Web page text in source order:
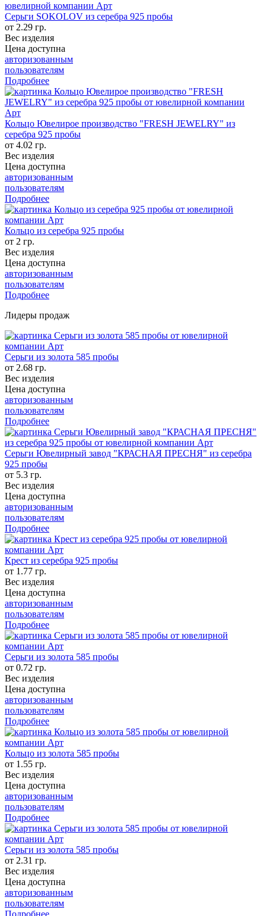
Серьги SOKOLOV из серебра 925 пробы
от 2.29 гр.
Вес изделия
Цена доступна
авторизованным
пользователям
Подробнее
Кольцо Ювелирое производство "FRESH JEWELRY" из
серебра 925 пробы
от 4.02 гр.
Вес изделия
Цена доступна
авторизованным
пользователям
Подробнее
Кольцо из серебра 925 пробы
от 2 гр.
Вес изделия
Цена доступна
авторизованным
пользователям
Подробнее
Лидеры продаж
Серьги из золота 585 пробы
от 2.68 гр.
Вес изделия
Цена доступна
авторизованным
пользователям
Подробнее
Серьги Ювелирный завод "КРАСНАЯ ПРЕСНЯ" из серебра
925 пробы
от 5.3 гр.
Вес изделия
Цена доступна
авторизованным
пользователям
Подробнее
Крест из серебра 925 пробы
от 1.77 гр.
Вес изделия
Цена доступна
авторизованным
пользователям
Подробнее
Серьги из золота 585 пробы
от 0.72 гр.
Вес изделия
Цена доступна
авторизованным
пользователям
Подробнее
Кольцо из золота 585 пробы
от 1.55 гр.
Вес изделия
Цена доступна
авторизованным
пользователям
Подробнее
Серьги из золота 585 пробы
от 2.31 гр.
Вес изделия
Цена доступна
авторизованным
пользователям
Подробнее